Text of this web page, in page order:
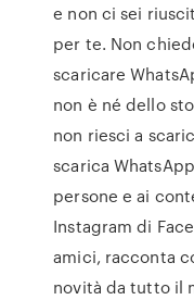
e non ci sei
per te. Non
scaricare
non è né dello
non riesci a
scarica
persone e ai
Instagram di
amici, racconta
novità da tutto il